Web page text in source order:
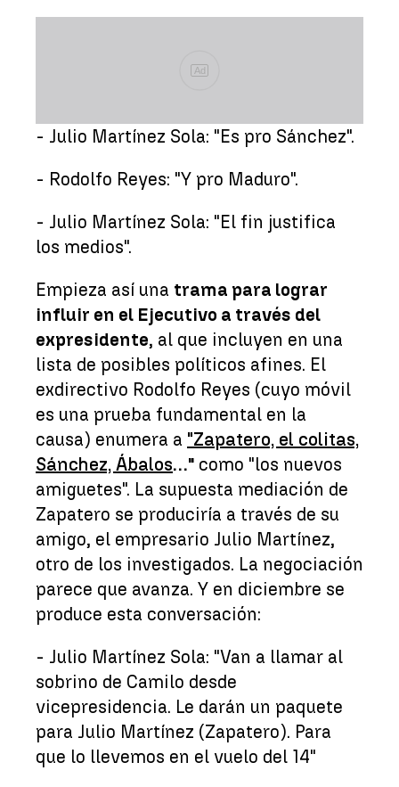
Ad
- Julio Martínez Sola: "Es pro Sánchez".
- Rodolfo Reyes: "Y pro Maduro".
- Julio Martínez Sola: "El fin justifica
los medios".
Empieza así una trama para lograr
influir en el Ejecutivo a través del
expresidente, al que incluyen en una
lista de posibles políticos afines. El
exdirectivo Rodolfo Reyes (cuyo móvil
es una prueba fundamental en la
causa) enumera a "Zapatero, el colitas,
Sánchez, Ábalos…" como "los nuevos
amiguetes". La supuesta mediación de
Zapatero se produciría a través de su
amigo, el empresario Julio Martínez,
otro de los investigados. La negociación
parece que avanza. Y en diciembre se
produce esta conversación:
- Julio Martínez Sola: "Van a llamar al
sobrino de Camilo desde
vicepresidencia. Le darán un paquete
para Julio Martínez (Zapatero). Para
que lo llevemos en el vuelo del 14"